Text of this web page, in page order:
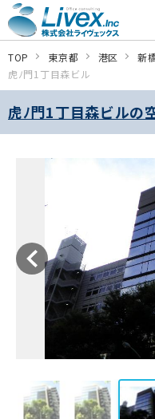
TOP 東京都 港区 新
虎ﾉ門1丁目森ビル
虎ﾉ門1丁目森ビルの